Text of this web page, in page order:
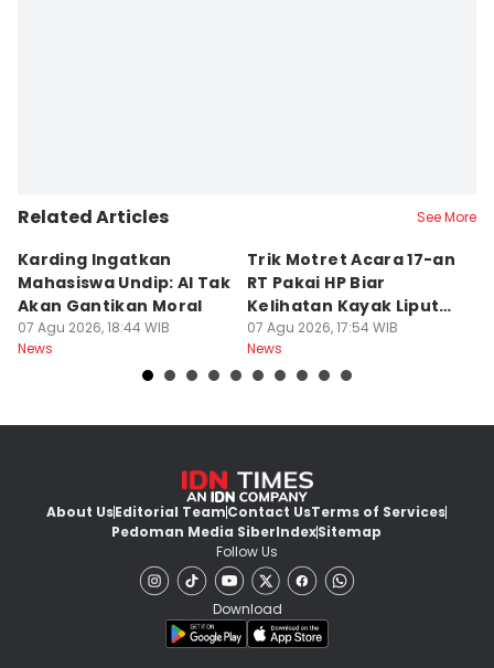
Related Articles See More
Karding Ingatkan
Mahasiswa Undip: AI Tak
Akan Gantikan Moral
07 Agu 2026, 18:44 WIB
News
Trik Motret Acara 17-an
RT Pakai HP Biar
Kelihatan Kayak Liputan
Festival Nasional
07 Agu 2026, 17:54 WIB
News
About UsEditorial TeamContact UsTerms of Services
Pedoman Media SiberIndexSitemap
Follow Us
Download